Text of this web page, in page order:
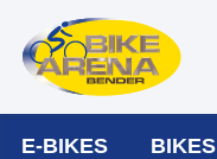
E-BIKES BIKES